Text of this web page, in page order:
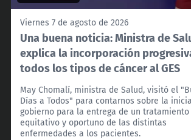
Viernes 7 de agosto de 2026
Una buena noticia: Ministra de
explica la incorporación
todos los tipos de cáncer al GES
May Chomalí, ministra de Salud, visitó el
Días a Todos" para contarnos sobre la
gobierno para la entrega de un tratamiento
equitativo y oportuno de las distintas
enfermedades a los pacientes.